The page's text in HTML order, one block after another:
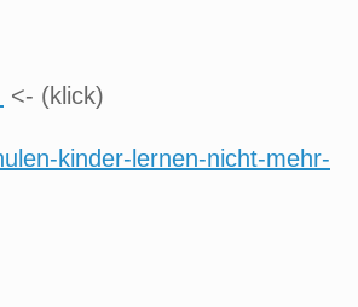
<- (klick)
kinder-lernen-nicht-mehr-